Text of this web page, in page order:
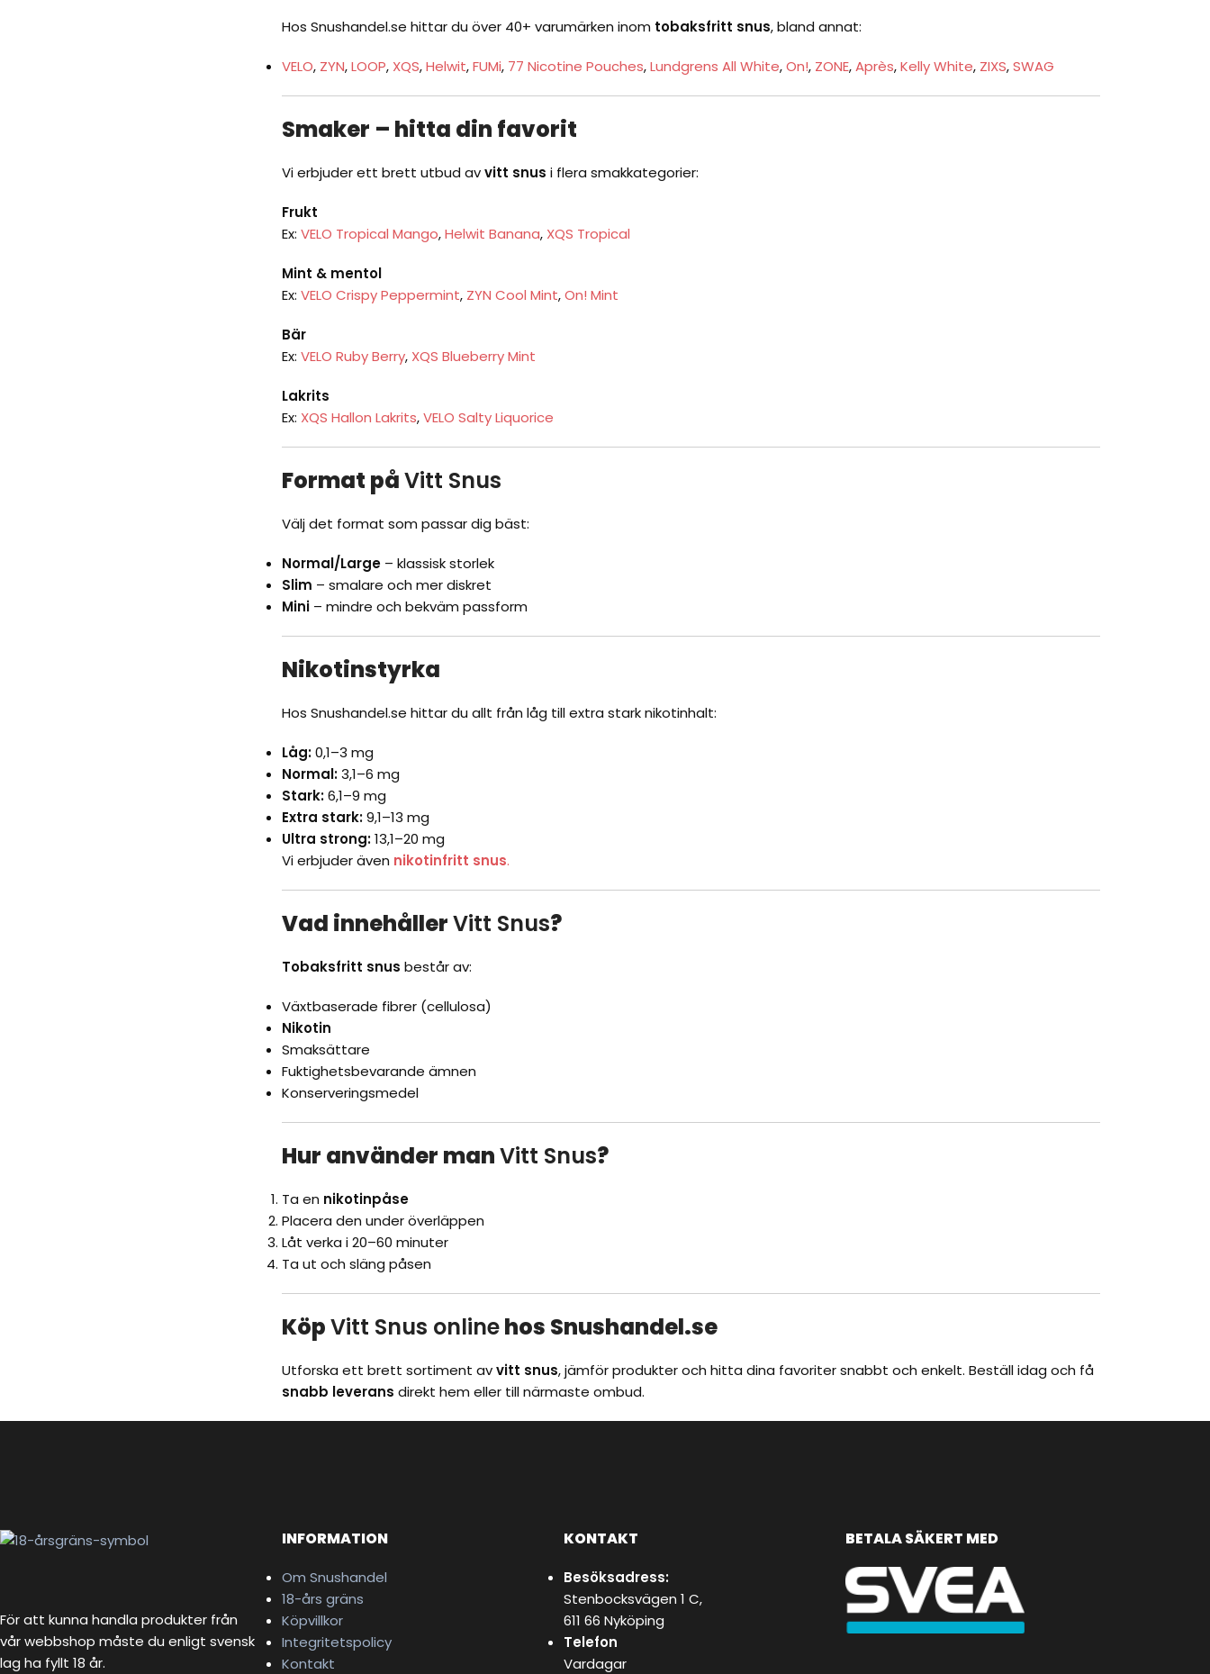
Hos Snushandel.se hittar du över 40+ varumärken inom tobaksfritt snus, bland annat:
VELO, ZYN,LOOP, XQS,Helwit,FUMi, 77 Nicotine Pouches,Lundgrens All White,On!, ZONE,Après,Kelly White, ZIXS,SWAG
Smaker – hitta din favorit
Vi erbjuder ett brett utbud avvitt snus i flera smakkategorier:
Frukt
Ex: VELO Tropical Mango,Helwit Banana, XQS Tropical
Mint & mentol
Ex: VELO Crispy Peppermint, ZYN Cool Mint,On! Mint
Bär
Ex: VELO Ruby Berry, XQS Blueberry Mint
Lakrits
Ex: XQS Hallon Lakrits,VELO Salty Liquorice
Format påVitt Snus
Välj det format som passar dig bäst:
Normal/Large– klassisk storlek
Slim – smalare och mer diskret
Mini– mindre och bekväm passform
Nikotinstyrka
Hos Snushandel.se hittar du allt från låg till extra stark nikotinhalt:
Låg:0,1–3 mg
Normal:3,1–6 mg
Stark:6,1–9 mg
Extra stark:9,1–13 mg
Ultra strong:13,1–20 mg
Vi erbjuder även nikotinfritt snus.
Vad innehållerVitt Snus?
Tobaksfritt snus består av:
Växtbaserade fibrer (cellulosa)
Nikotin
Smaksättare
Fuktighetsbevarande ämnen
Konserveringsmedel
Hur använder manVitt Snus?
Ta en nikotinpåse
Placera den under överläppen
Låt verka i 20–60 minuter
Ta ut och släng påsen
KöpVitt Snus onlinehos Snushandel.se
Utforska ett brett sortiment avvitt snus, jämför produkter och hitta dina favoriter snabbt och enkelt. Beställ idag och få
snabb leverans direkt hem eller till närmaste ombud.
För att kunna handla produkter från
vår webbshop måste du enligt svensk
lag ha fyllt 18 år.
INFORMATION
Om Snushandel
18-års gräns
Köpvillkor
Integritetspolicy
Kontakt
KONTAKT
Besöksadress:
Stenbocksvägen 1 C,
611 66 Nyköping
Telefon
Vardagar
BETALA SÄKERT MED